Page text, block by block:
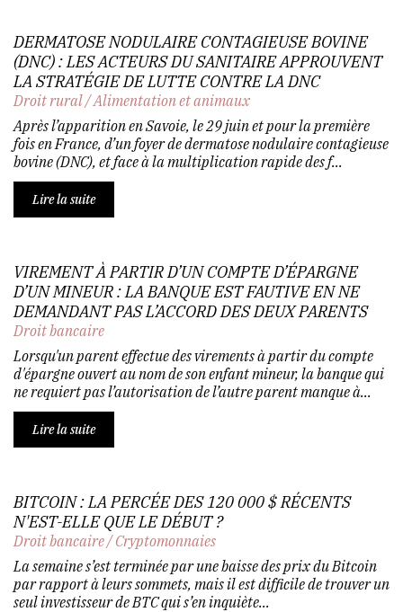
DERMATOSE NODULAIRE CONTAGIEUSE BOVINE
(DNC) : LES ACTEURS DU SANITAIRE APPROUVENT
LA STRATÉGIE DE LUTTE CONTRE LA DNC
Droit rural/Alimentation et animaux
Après l’apparition en Savoie, le 29 juin et pour la première
fois en France, d’un foyer de dermatose nodulaire contagieuse
bovine (DNC), et face à la multiplication rapide des f...
Lire la suite
VIREMENT À PARTIR D’UN COMPTE D’ÉPARGNE
D’UN MINEUR : LA BANQUE EST FAUTIVE EN NE
DEMANDANT PAS L’ACCORD DES DEUX PARENTS
Droit bancaire
Lorsqu'un parent effectue des virements à partir du compte
d'épargne ouvert au nom de son enfant mineur, la banque qui
ne requiert pas l’autorisation de l’autre parent manque à...
Lire la suite
BITCOIN : LA PERCÉE DES 120 000 $ RÉCENTS
N'EST-ELLE QUE LE DÉBUT ?
Droit bancaire/Cryptomonnaies
La semaine s’est terminée par une baisse des prix du Bitcoin
par rapport à leurs sommets, mais il est difficile de trouver un
seul investisseur de BTC qui s’en inquiète...